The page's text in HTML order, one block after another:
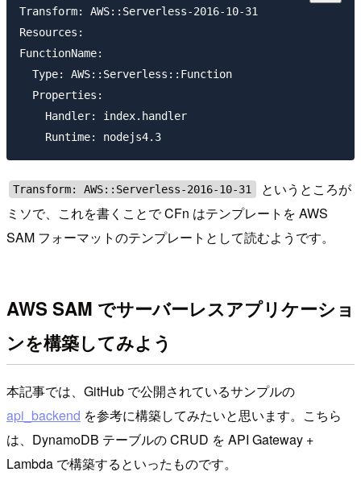
Transform: AWS::Serverless-2016-10-31
Resources:
FunctionName:
  Type: AWS::Serverless::Function
  Properties:
    Handler: index.handler
Transform: AWS::Serverless-2016-10-31
というところが
ミソで、これを書くことで CFn はテンプレートを AWS
SAM フォーマットのテンプレートとして読むようです。
AWS SAM でサーバーレスアプリケーショ
ンを構築してみよう
本記事では、GitHub で公開されているサンプルの
api_backend を参考に構築してみたいと思います。こちら
は、DynamoDB テーブルの CRUD を API Gateway +
Lambda で構築するといったものです。